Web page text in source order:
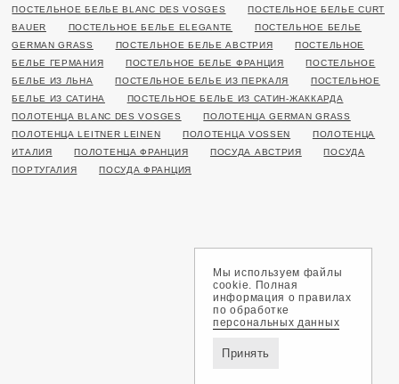
ПОСТЕЛЬНОЕ БЕЛЬЕ BLANC DES VOSGES
ПОСТЕЛЬНОЕ БЕЛЬЕ CURT
BAUER
ПОСТЕЛЬНОЕ БЕЛЬЕ ELEGANTE
ПОСТЕЛЬНОЕ БЕЛЬЕ
GERMAN GRASS
ПОСТЕЛЬНОЕ БЕЛЬЕ АВСТРИЯ
ПОСТЕЛЬНОЕ
БЕЛЬЕ ГЕРМАНИЯ
ПОСТЕЛЬНОЕ БЕЛЬЕ ФРАНЦИЯ
ПОСТЕЛЬНОЕ
БЕЛЬЕ ИЗ ЛЬНА
ПОСТЕЛЬНОЕ БЕЛЬЕ ИЗ ПЕРКАЛЯ
ПОСТЕЛЬНОЕ
БЕЛЬЕ ИЗ САТИНА
ПОСТЕЛЬНОЕ БЕЛЬЕ ИЗ САТИН-ЖАККАРДА
ПОЛОТЕНЦА BLANC DES VOSGES
ПОЛОТЕНЦА GERMAN GRASS
ПОЛОТЕНЦА LEITNER LEINEN
ПОЛОТЕНЦА VOSSEN
ПОЛОТЕНЦА
ИТАЛИЯ
ПОЛОТЕНЦА ФРАНЦИЯ ПОСУДА АВСТРИЯ
ПОСУДА
ПОРТУГАЛИЯ
ПОСУДА ФРАНЦИЯ
Мы используем файлы
cookie. Полная
информация о правилах
по обработке
персональных данных
Принять